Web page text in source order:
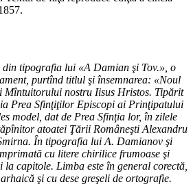
tipografia lui «A Damian şi Tov.», o
purtînd titlul şi însemnarea: «Noul
Mîntuitorului nostru Iisus Hristos. Tipărit
Prea Sfinţiţilor Episcopi ai Prinţipatului
model, dat de Prea Sfinţia lor, în zilele
atoatei Ţării Româneşti Alexandru
În tipografia lui A. Damianov şi
cu litere chirilice frumoase şi
capitole. Limba este în general corectă,
şi cu dese greşeli de ortografie.